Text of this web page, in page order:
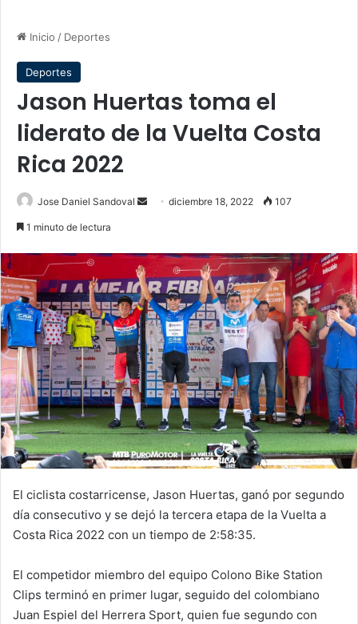
Inicio / Deportes
Deportes
Jason Huertas toma el
liderato de la Vuelta Costa
Rica 2022
Jose Daniel Sandoval
Senddiciembre 18, 2022 107
1 minuto de lectura
El ciclista costarricense, Jason Huertas, ganó por segundo
día consecutivo y se dejó la tercera etapa de la Vuelta a
Costa Rica 2022 con un tiempo de 2:58:35.
El competidor miembro del equipo Colono Bike Station
Clips terminó en primer lugar, seguido del colombiano
Juan Espiel del Herrera Sport, quien fue segundo con